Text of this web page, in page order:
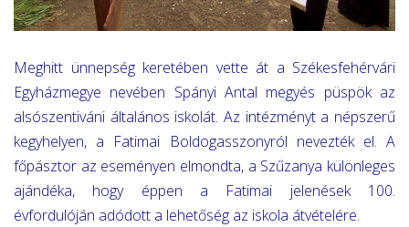
Meghitt ünnepség keretében vette át a Székesfehérvári
Egyházmegye nevében Spányi Antal megyés püspök az
alsószentiváni általános iskolát. Az intézményt a népszerű
kegyhelyen, a Fatimai Boldogasszonyról nevezték el. A
főpásztor az eseményen elmondta, a Szűzanya különleges
ajándéka, hogy éppen a Fatimai jelenések 100.
évfordulóján adódott a lehetőség az iskola átvételére.